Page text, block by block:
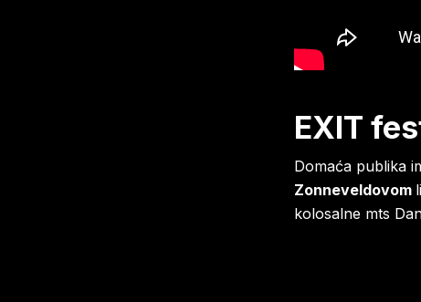
EXIT
Domaća publika
Zonneveldovom
kolosalne mts